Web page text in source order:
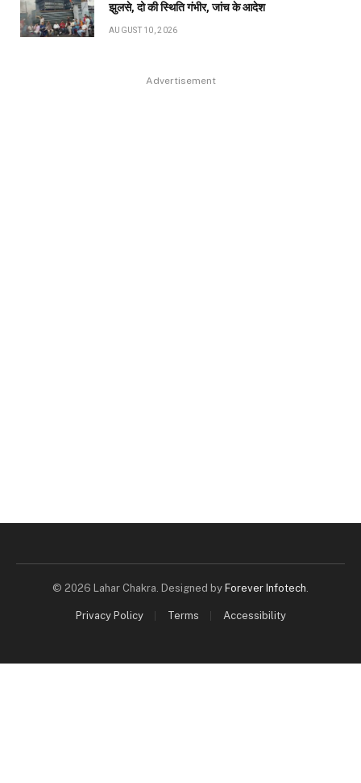
झुलसे, दो की स्थिति गंभीर, जांच के आदेश
AUGUST 10, 2026
Advertisement
© 2026 Lahar Chakra. Designed by Forever Infotech.
Privacy Policy Terms Accessibility